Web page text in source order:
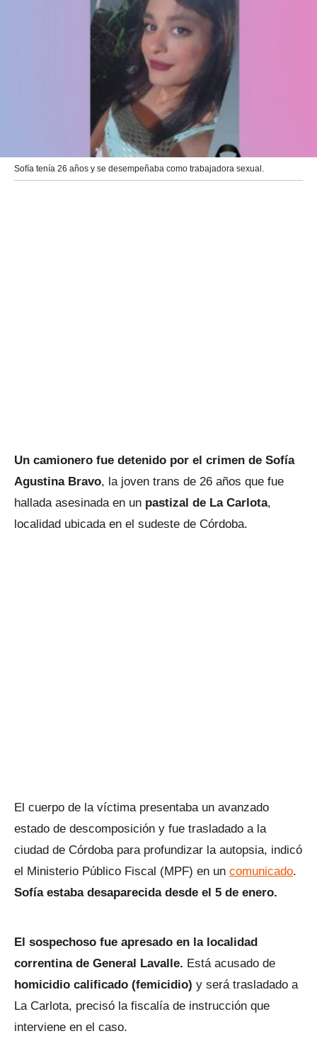
Sofía tenía 26 años y se desempeñaba como trabajadora sexual.
Un camionero fue detenido por el crimen de Sofía
Agustina Bravo, la joven trans de 26 años que fue
hallada asesinada en un pastizal de La Carlota,
localidad ubicada en el sudeste de Córdoba.
El cuerpo de la víctima presentaba un avanzado
estado de descomposición y fue trasladado a la
ciudad de Córdoba para profundizar la autopsia, indicó
el Ministerio Público Fiscal (MPF) en un comunicado.
Sofía estaba desaparecida desde el 5 de enero.
El sospechoso fue apresado en la localidad
correntina de General Lavalle. Está acusado de
homicidio calificado (femicidio) y será trasladado a
La Carlota, precisó la fiscalía de instrucción que
interviene en el caso.